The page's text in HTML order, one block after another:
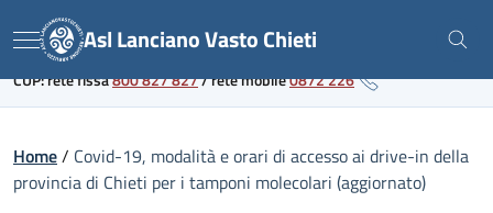
to
content
Link al portale sanitario regionale
Menu Asl Lanciano Vasto Chieti
CUP: rete fissa800 827 827/rete mobile0872 226
Home/ Covid-19, modalità e orari di accesso ai drive-in della
provincia di Chieti per i tamponi molecolari (aggiornato)